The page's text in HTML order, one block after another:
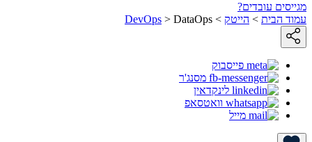
מגייסים עובדים?
עמוד הבית > הייטק >
DevOps > DataOps
פייסבוק
מסנג'ר
לינקדאין
וואטסאפ
מייל